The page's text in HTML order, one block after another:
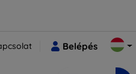
Belépés